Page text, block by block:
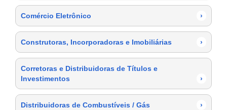
Comércio Eletrônico ›
Construtoras, Incorporadoras e Imobiliárias ›
Corretoras e Distribuidoras de Títulos e
Investimentos
›
Distribuidoras de Combustíveis / Gás ›